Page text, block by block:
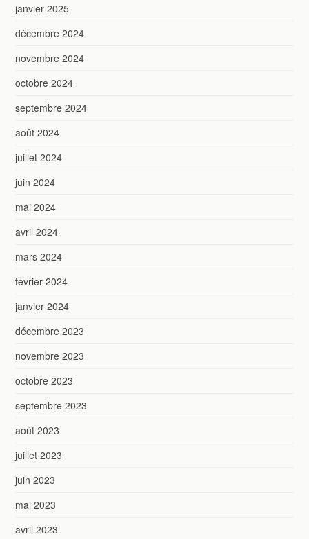
janvier 2025
décembre 2024
novembre 2024
octobre 2024
septembre 2024
août 2024
juillet 2024
juin 2024
mai 2024
avril 2024
mars 2024
février 2024
janvier 2024
décembre 2023
novembre 2023
octobre 2023
septembre 2023
août 2023
juillet 2023
juin 2023
mai 2023
avril 2023